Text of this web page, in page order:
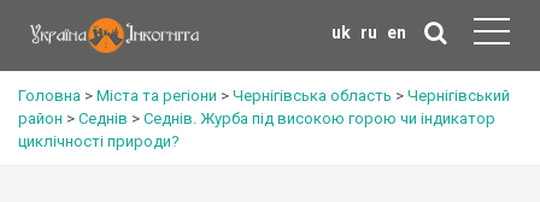
uk ru en
Головна > Міста та регіони > Чернігівська область > Чернігівський
район > Седнів > Седнів. Журба під високою горою чи індикатор
циклічності природи?